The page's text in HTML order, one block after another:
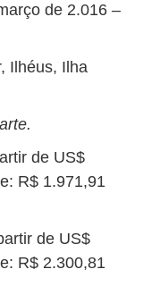
de 2.016 –
Ilhéus, Ilha
de US$
R$ 1.971,91
de US$
R$ 2.300,81